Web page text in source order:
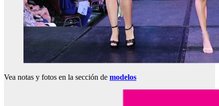
Vea notas y fotos en la sección de modelos